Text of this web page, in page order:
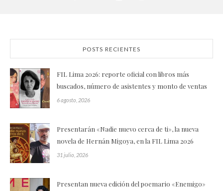
POSTS RECIENTES
FIL Lima 2026: reporte oficial con libros más
buscados, número de asistentes y monto de ventas
6 agosto, 2026
Presentarán «Nadie nuevo cerca de ti», la nueva
novela de Hernán Migoya, en la FIL Lima 2026
31 julio, 2026
Presentan nueva edición del poemario «Enemigo»